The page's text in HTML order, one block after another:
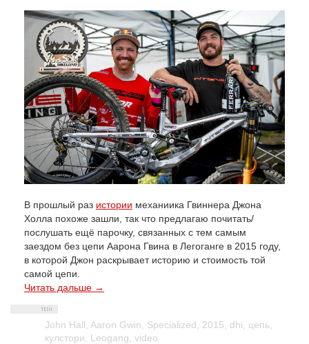
В прошлый раз истории механиика Гвиннера Джона
Холла похоже зашли, так что предлагаю почитать/
послушать ещё парочку, связанных с тем самым
заездом без цепи Аарона Гвина в Легоганге в 2015 году,
в которой Джон раскрывает историю и стоимость той
самой цепи.
Читать дальше →
John Hall Aaron Gwin Specialized 2015 dhi цепь
кулстори
Leogang video